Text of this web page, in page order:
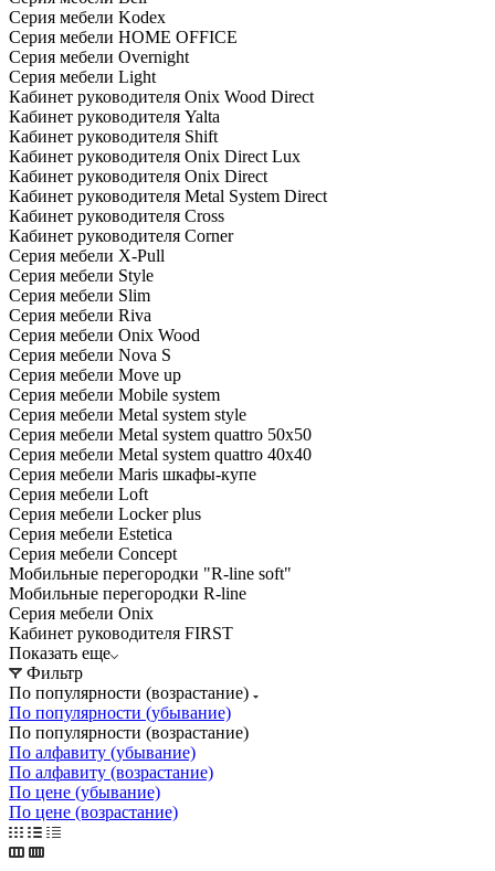
Серия мебели Kodex
Серия мебели HOME OFFICE
Серия мебели Overnight
Серия мебели Light
Кабинет руководителя Onix Wood Direct
Кабинет руководителя Yalta
Кабинет руководителя Shift
Кабинет руководителя Onix Direct Lux
Кабинет руководителя Onix Direct
Кабинет руководителя Metal System Direct
Кабинет руководителя Cross
Кабинет руководителя Corner
Серия мебели X-Pull
Серия мебели Style
Серия мебели Slim
Серия мебели Riva
Серия мебели Onix Wood
Серия мебели Nova S
Серия мебели Move up
Серия мебели Mobile system
Серия мебели Metal system style
Серия мебели Metal system quattro 50x50
Серия мебели Metal system quattro 40x40
Серия мебели Maris шкафы-купе
Серия мебели Loft
Серия мебели Locker plus
Серия мебели Estetica
Серия мебели Concept
Мобильные перегородки "R-line soft"
Мобильные перегородки R-line
Серия мебели Onix
Кабинет руководителя FIRST
Показать еще
Фильтр
По популярности (возрастание)
По популярности (убывание)
По популярности (возрастание)
По алфавиту (убывание)
По алфавиту (возрастание)
По цене (убывание)
По цене (возрастание)